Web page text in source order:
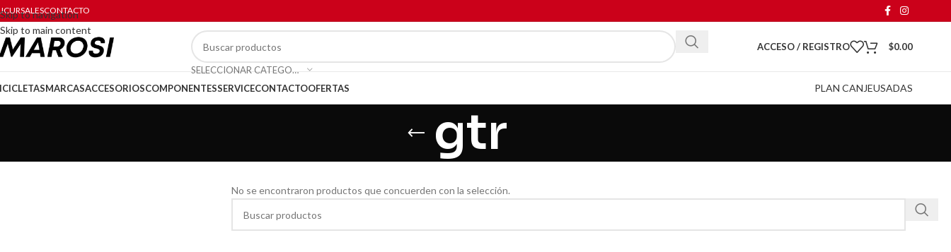
Skip to navigation
Skip to main content
CONTACTO
SELECCIONAR CATEGORÍA
ACCESO / REGISTRO $0.00
MARCASACCESORIOSCOMPONENTESSERVICECONTACTOOFERTAS PLAN CANJEUSADAS
gtr
No se encontraron productos que concuerden con la selección.